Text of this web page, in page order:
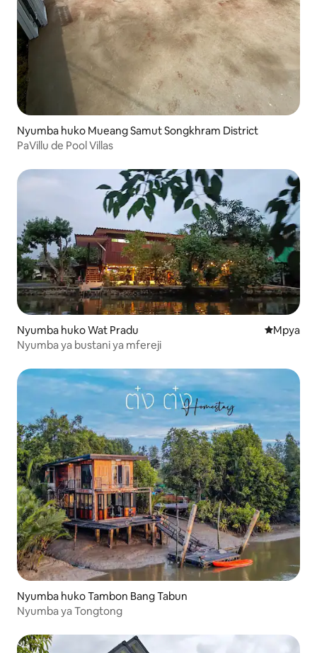
Nyumba huko Mueang Samut Songkhram District
PaVillu de Pool Villas
Nyumba huko Wat Pradu Eneo jipya
Mpya
Nyumba ya bustani ya mfereji
Nyumba huko Tambon Bang Tabun
Nyumba ya Tongtong